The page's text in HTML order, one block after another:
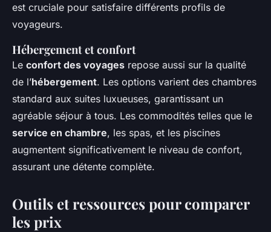
est cruciale pour satisfaire différents profils de
voyageurs.
Hébergement et confort
Le confort des voyages repose aussi sur la qualité
de l’hébergement. Les options varient des chambres
standard aux suites luxueuses, garantissant un
agréable séjour à tous. Les commodités telles que le
service en chambre, les spas, et les piscines
augmentent significativement le niveau de confort,
assurant une détente complète.
Outils et ressources pour comparer
les prix